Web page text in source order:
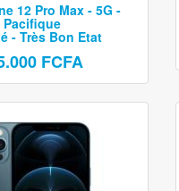
12 Pro Max - 5G -
Pacifique
- Très Bon Etat
FCFA